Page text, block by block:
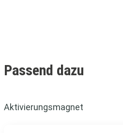
Passend dazu
Aktivierungsmagnet